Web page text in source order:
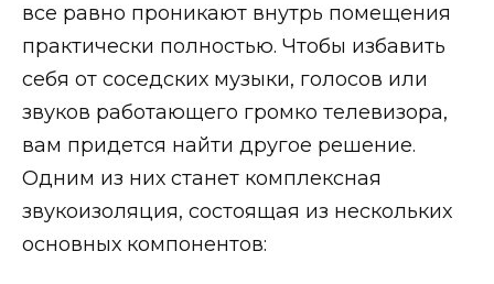
все равно проникают внутрь помещения
практически полностью. Чтобы избавить
себя от соседских музыки, голосов или
звуков работающего громко телевизора,
вам придется найти другое решение.
Одним из них станет комплексная
звукоизоляция, состоящая из нескольких
основных компонентов: